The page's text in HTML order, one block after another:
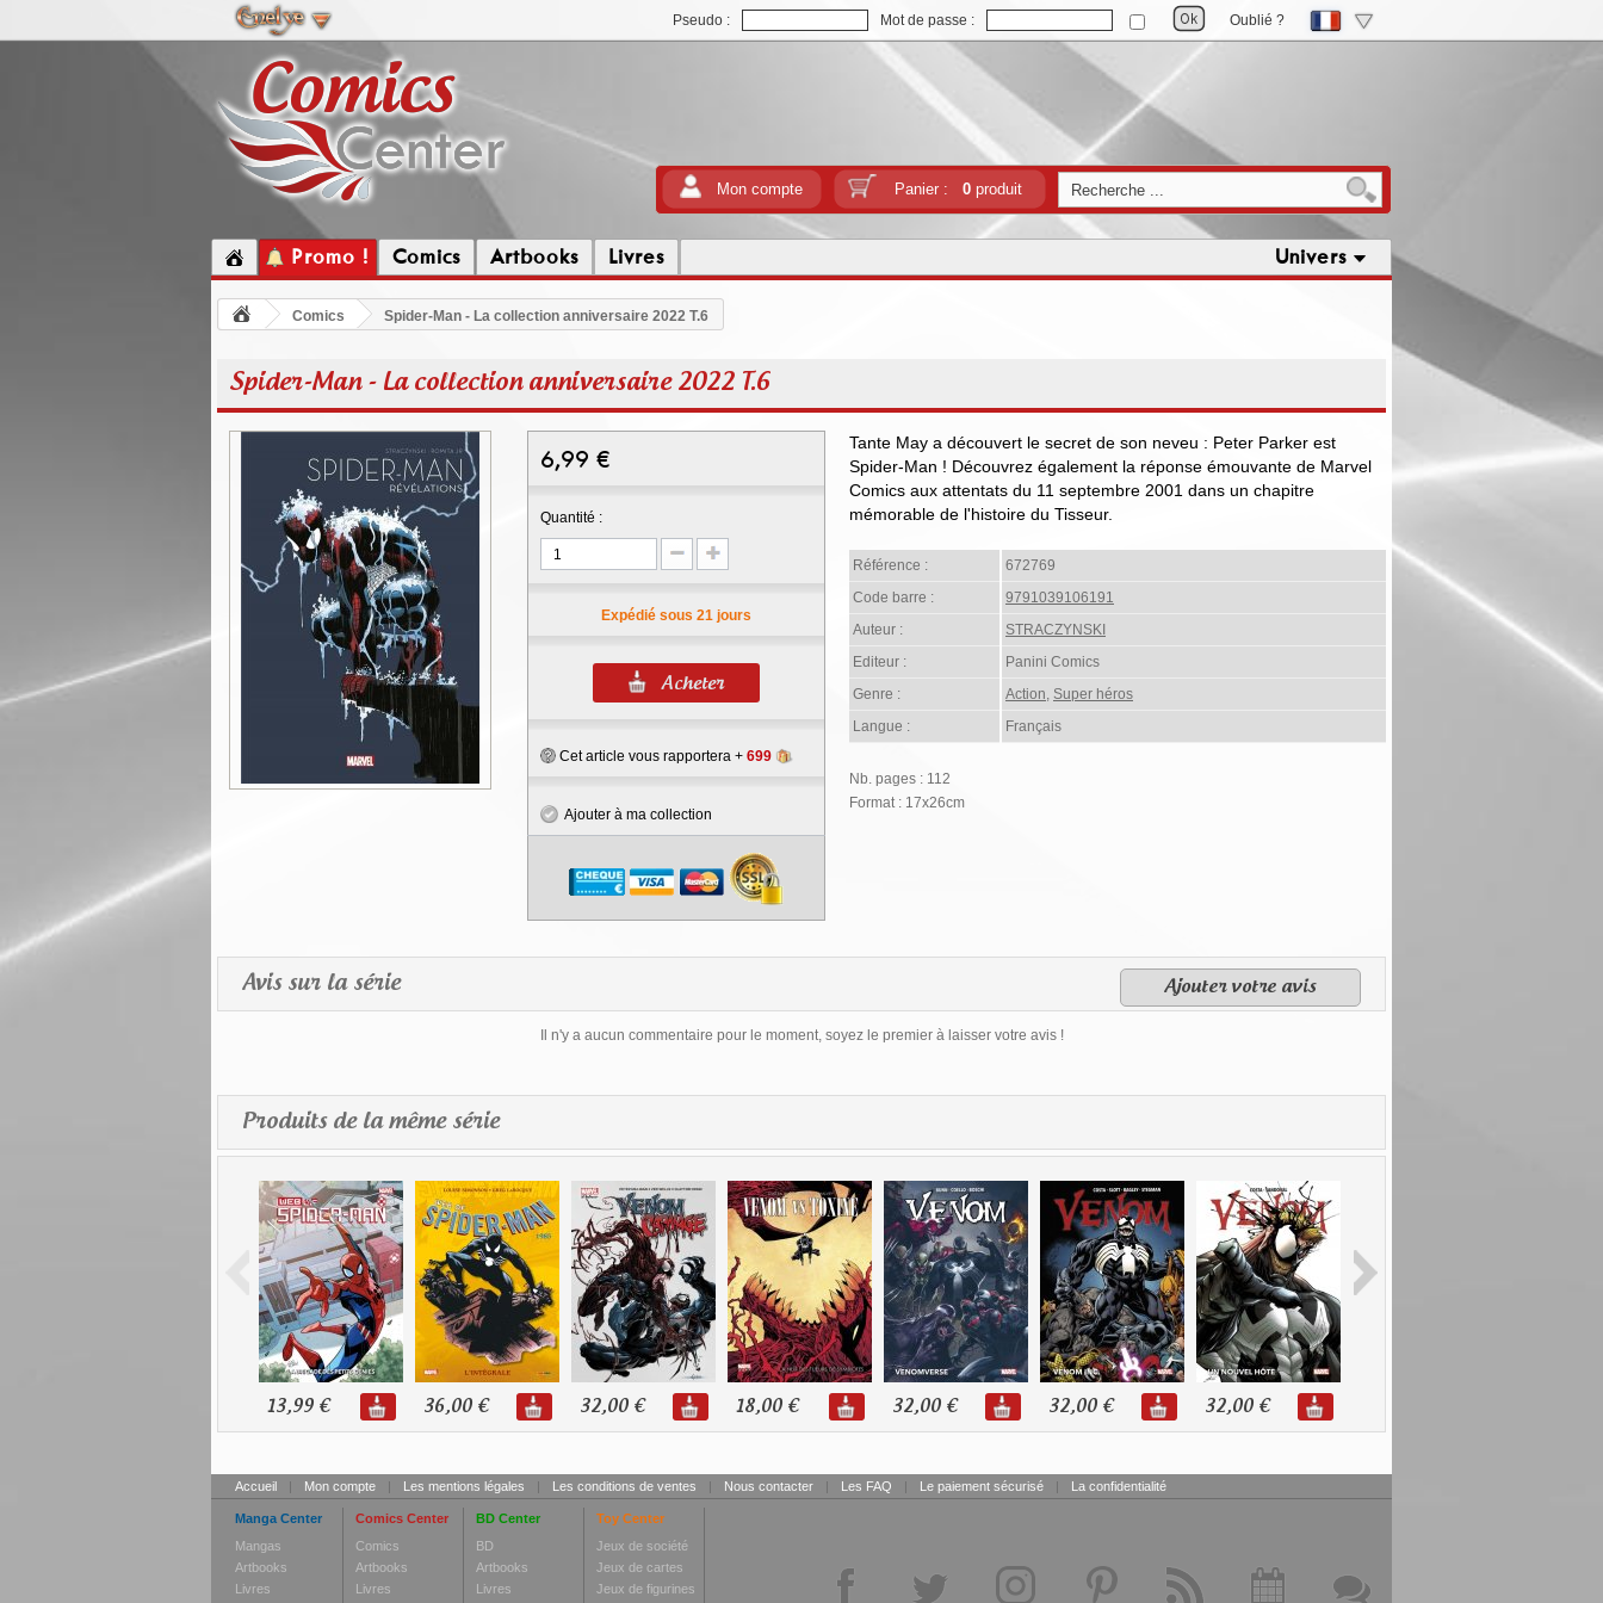
Pseudo : Mot de passe : Oublié ?
Mon compte Panier : 0produit
Promo ! Comics Artbooks Livres Univers
Comics Spider-Man - La collection anniversaire 2022 T.6
Spider-Man - La collection anniversaire 2022 T.6
6,99 €
Quantité :
Expédié sous 21 jours
Cet article vous rapportera + 699
Ajouter à ma collection
Tante May a découvert le secret de son neveu : Peter Parker est
Spider-Man ! Découvrez également la réponse émouvante de Marvel
Comics aux attentats du 11 septembre 2001 dans un chapitre
mémorable de l'histoire du Tisseur.
Référence :
672769
Code barre :
9791039106191
Auteur :
STRACZYNSKI
Editeur :
Panini Comics
Genre :
Action, Super héros
Langue :
Français
Nb. pages : 112
Format : 17x26cm
Avis sur la série Ajouter votre avis
Il n'y a aucun commentaire pour le moment, soyez le premier à laisser votre avis !
Produits de la même série
13,99 € 36,00 € 32,00 € 18,00 € 32,00 € 32,00 € 32,00 €
Accueil | Mon compte | Les mentions légales | Les conditions de ventes | Nous contacter | Les FAQ | Le paiement sécurisé | La confidentialité
Manga Center
Mangas
Artbooks
Livres
Comics Center
Comics
Artbooks
Livres
BD Center
BD
Artbooks
Livres
Toy Center
Jeux de société
Jeux de cartes
Jeux de figurines